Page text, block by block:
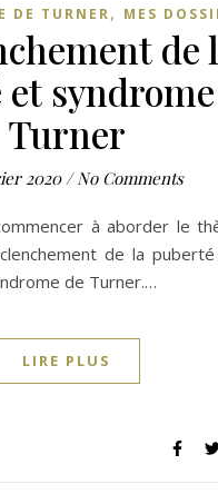
DE TURNER, MES
de
Turner
2020 / No Comments
de la
de Turner.…
LIRE PLUS